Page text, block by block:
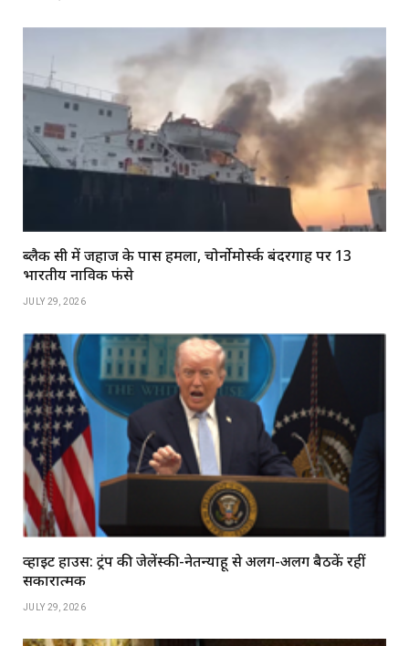
ब्लैक सी में जहाज के पास हमला, चोर्नोमोर्स्क बंदरगाह पर 13
भारतीय नाविक फंसे
JULY 29, 2026
व्हाइट हाउस: ट्रंप की जेलेंस्की-नेतन्याहू से अलग-अलग बैठकें रहीं
सकारात्मक
JULY 29, 2026